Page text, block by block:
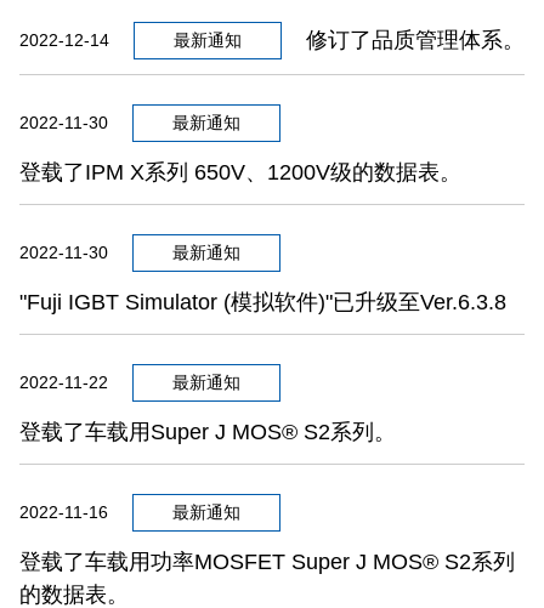
2022-12-14 最新通知 修订了品质管理体系。
2022-11-30 最新通知
登载了IPM X系列 650V、1200V级的数据表。
2022-11-30 最新通知
"Fuji IGBT Simulator (模拟软件)"已升级至Ver.6.3.8
2022-11-22 最新通知
登载了车载用Super J MOS® S2系列。
2022-11-16 最新通知
登载了车载用功率MOSFET Super J MOS® S2系列
的数据表。